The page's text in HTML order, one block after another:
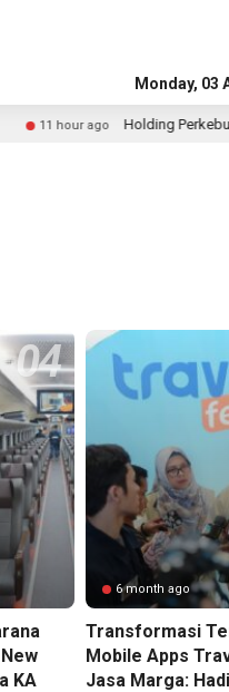
Monday, 03
ago Holding Perkebunan
KA
6 month ago
Transformasi
Mobile Apps
Jasa Marga: